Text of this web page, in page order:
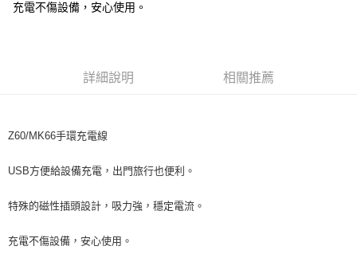
全家取貨付款
每筆NT$60，滿NT$499(含以上)免運費
每筆NT$60，滿NT$598(含以上)免運費
付款後萊爾富取貨
每筆NT$60，滿NT$598(含以上)免運費
充電不傷設備，安心使用。
詳細說明 相關推薦
Z60/MK66手環充電線
USB方便給設備充電，出門旅行也便利。
特殊的磁性插頭設計，吸力強，穩定電流。
充電不傷設備，安心使用。